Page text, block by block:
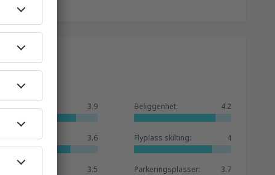
Generelt: 3.9 Beliggenhet: 4.2
Venterom: 3.6 Flyplass skilting: 4
3.5 Parkeringsplasser: 3.7